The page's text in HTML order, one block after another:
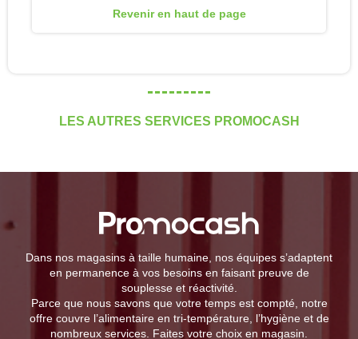
Revenir en haut de page
LES AUTRES SERVICES PROMOCASH
Dans nos magasins à taille humaine, nos équipes s’adaptent
en permanence à vos besoins en faisant preuve de
souplesse et réactivité.
Parce que nous savons que votre temps est compté, notre
offre couvre l’alimentaire en tri-température, l’hygiène et de
nombreux services. Faites votre choix en magasin.